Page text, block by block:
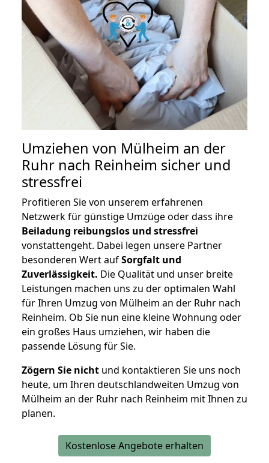
Umziehen von Mülheim an der
Ruhr nach Reinheim sicher und
stressfrei
Profitieren Sie von unserem erfahrenen
Netzwerk für günstige Umzüge oder dass ihre
Beiladung reibungslos und stressfrei
vonstattengeht. Dabei legen unsere Partner
besonderen Wert aufSorgfalt und
Zuverlässigkeit. Die Qualität und unser breite
Leistungen machen uns zu der optimalen Wahl
für Ihren Umzug von Mülheim an der Ruhr nach
Reinheim. Ob Sie nun eine kleine Wohnung oder
ein großes Haus umziehen, wir haben die
passende Lösung für Sie.
Zögern Sie nicht und kontaktieren Sie uns noch
heute, um Ihren deutschlandweiten Umzug von
Mülheim an der Ruhr nach Reinheim mit Ihnen zu
planen.
Kostenlose Angebote erhalten